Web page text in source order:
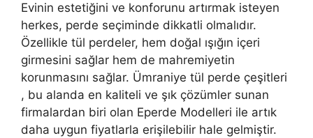
Evinin estetiğini ve konforunu artırmak isteyen
herkes, perde seçiminde dikkatli olmalıdır.
Özellikle tül perdeler, hem doğal ışığın içeri
girmesini sağlar hem de mahremiyetin
korunmasını sağlar. Ümraniye tül perde çeşitleri
, bu alanda en kaliteli ve şık çözümler sunan
firmalardan biri olan Eperde Modelleri ile artık
daha uygun fiyatlarla erişilebilir hale gelmiştir.